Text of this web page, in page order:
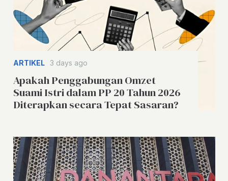
ARTIKEL 3 days ago
Apakah Penggabungan Omzet
Suami Istri dalam PP 20 Tahun 2026
Diterapkan secara Tepat Sasaran?